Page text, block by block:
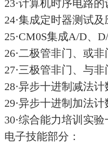
23·计算机时序电路的
24·集成定时器测试及
25·CM0S集成A/D、
26·二极管非门、或非
27·三极管非门、与
28·异步十进制减法计
29·异步十进制加法计
30·综合能力培训实
电子技能部分：